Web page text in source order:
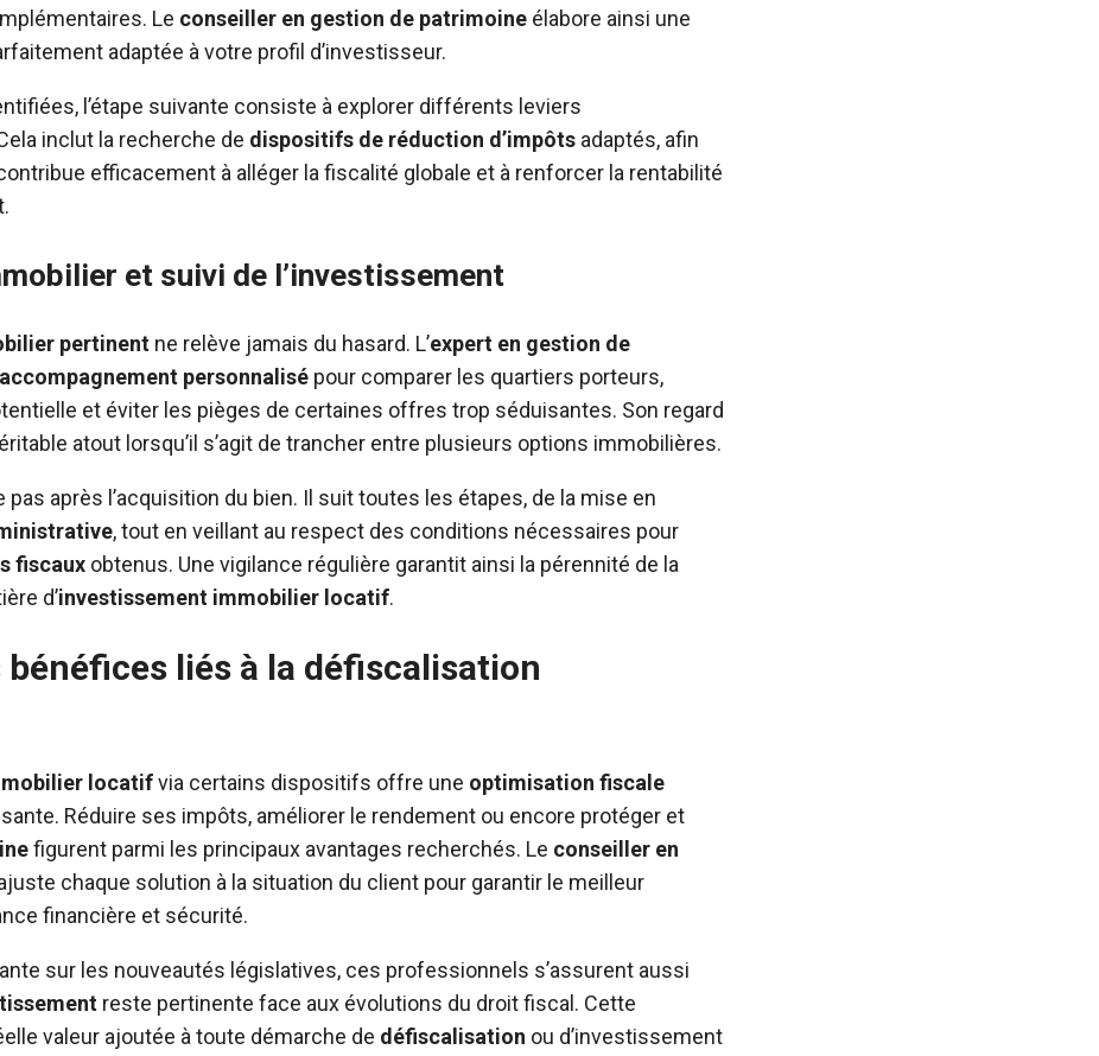
Le conseiller en gestion de patrimoine élabore ainsi une
adaptée à votre profil d’investisseur.
l’étape suivante consiste à explorer différents leviers
inclut la recherche de dispositifs de réduction d’impôts adaptés, afin
efficacement à alléger la fiscalité globale et à renforcer la rentabilité
et suivi de l’investissement
pertinent ne relève jamais du hasard. L’expert en gestion de
accompagnement personnalisé pour comparer les quartiers porteurs,
et éviter les pièges de certaines offres trop séduisantes. Son regard
atout lorsqu’il s’agit de trancher entre plusieurs options immobilières.
pas après l’acquisition du bien. Il suit toutes les étapes, de la mise en
, tout en veillant au respect des conditions nécessaires pour
fiscaux obtenus. Une vigilance régulière garantit ainsi la pérennité de la
d’investissement immobilier locatif.
bénéfices liés à la défiscalisation
locatifvia certains dispositifs offre une optimisation fiscale
Réduire ses impôts, améliorer le rendement ou encore protéger et
figurent parmi les principaux avantages recherchés. Le conseiller en
chaque solution à la situation du client pour garantir le meilleur
financière et sécurité.
sur les nouveautés législatives, ces professionnels s’assurent aussi
reste pertinente face aux évolutions du droit fiscal. Cette
valeur ajoutée à toute démarche de défiscalisation ou d’investissement